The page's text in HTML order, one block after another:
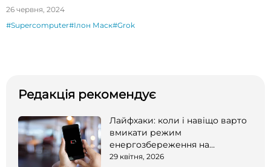
26 червня, 2024
#Supercomputer#Ілон Маск#Grok
Редакція рекомендує
Лайфхаки: коли і навіщо варто
вмикати режим
енергозбереження на
смартфоні
29 квітня, 2026